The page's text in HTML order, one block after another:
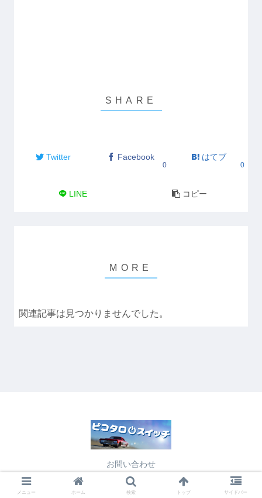
Twitter Facebook
0
はてブ
0
LINE コピー
関連記事は見つかりませんでした。
お問い合わせ
© 2015 team:ピコタロスイッチ.
メニュー ホーム 検索 トップ サイドバー